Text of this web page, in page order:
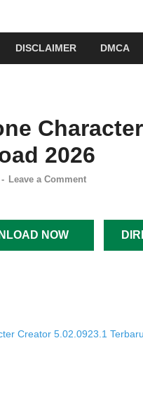
DISCLAIMER DMCA
2026
- Leave a Comment
NOW
Creator 5.02.0923.1